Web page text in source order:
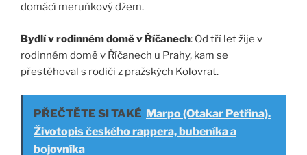
domácí meruňkový džem.
Bydlí v rodinném domě v Říčanech: Od tří let žije v
rodinném domě v Říčanech u Prahy, kam se
přestěhoval s rodiči z pražských Kolovrat.
PŘEČTĚTE SI TAKÉ Marpo (Otakar Petřina).
Životopis českého rappera, bubeníka a
bojovníka